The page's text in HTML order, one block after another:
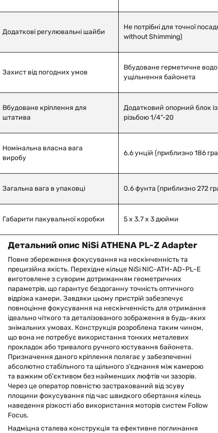
Додаткові регулювальні шайби
Не потрібнідля точної
without Shimming)
Захист від погодних умов
Вбудоване герметичне
ущільнення байонета
Вбудоване кріплення для
штатива
Додатковий опорний блок
різьбою 1/4"-20
Номінальна власна вага
виробу
6.6 унцій (приблизно 186
Загальна вага в упаковці 0.6 фунта (приблизно 272
Габарити пакувальної коробки 5 x 3.7 x 3 дюйми
Детальний опис NiSi ATHENA PL-Z Adapter
Повне збереження фокусування на нескінченність та
прецизійна якість. Перехідне кільце NiSi NIC-ATH-AD-PL-E
виготовлене з суворим дотриманням геометричних
параметрів, що гарантує бездоганну точність оптичного
відрізка камери. Завдяки цьому пристрій забезпечує
повноцінне фокусування на нескінченність для отримання
ідеально чіткого та деталізованого зображення в будь-яких
знімальних умовах. Конструкція розроблена таким чином,
що вона не потребує використання тонких металевих
прокладок або тривалого ручного юстування байонета.
Призначення даного кріплення полягає у забезпеченні
абсолютно стабільного та щільного з'єднання між камерою
та важким об'єктивом без найменших люфтів чи зазорів.
Через це оператор повністю застрахований від зсуву
площини фокусування під час швидкого обертання кілець
наведення різкості або використання моторів систем Follow
Focus.
Надміцна сталева конструкція та ефективне поглинання